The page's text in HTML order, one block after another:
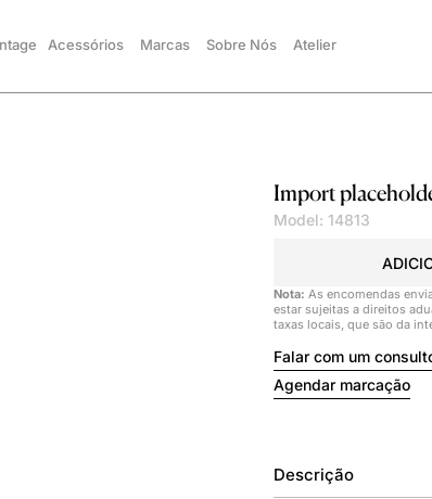
Acessórios Marcas Sobre Nós Atelier
Import
Model: 14813
Nota: As encomendas
estar sujeitas a direitos
taxas locais, que são da
Falar com um
Agendar marcação
Descrição